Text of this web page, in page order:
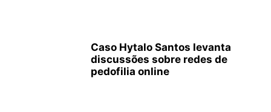
Caso Hytalo Santos levanta
discussões sobre redes de
pedofilia online